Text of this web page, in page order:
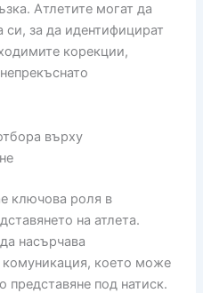
Атлетите могат да
си, за да идентифицират
корекции,
върху
ключова роля в
на атлета.
насърчава
комуникация, което може
представяне под натиск.